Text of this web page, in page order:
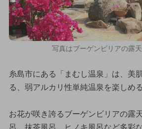
写真はブーゲンビリアの露
糸島市にある「まむし温泉」は、美
る、弱アルカリ性単純温泉を楽しめ
お花が咲き誇るブーゲンビリアの露
呂、抹茶風呂、ヒノキ風呂など多彩